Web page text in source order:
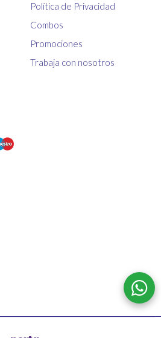
Política de Privacidad
Combos
Promociones
Trabaja con nosotros